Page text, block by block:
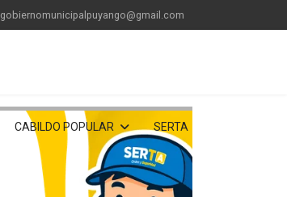
gobiernomunicipalpuyango@gmail.com
CABILDO POPULAR SERTA